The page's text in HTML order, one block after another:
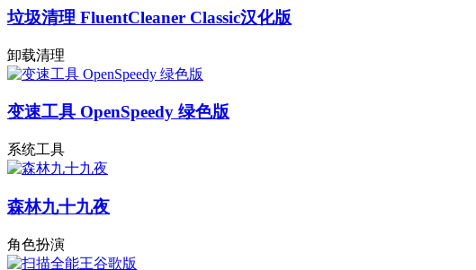
垃圾清理 FluentCleaner Classic汉化版
卸载清理
变速工具 OpenSpeedy 绿色版
系统工具
森林九十九夜
角色扮演